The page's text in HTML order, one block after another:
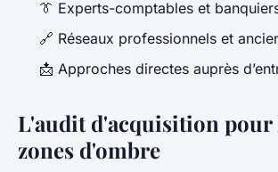
👔 Experts-comptables et
🔗 Réseaux professionnels et
📩 Approches directes auprès
L'audit d'acquisition pour
zones d'ombre